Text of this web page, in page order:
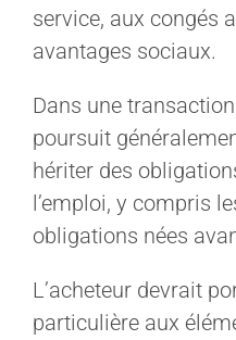
service, aux congés
avantages sociaux.
Dans une
poursuit
hériter des
l’emploi, y compris
obligations nées
L’acheteur devrait
particulière aux